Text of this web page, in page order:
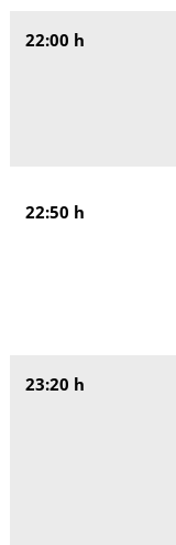
22:00 h
22:50 h
23:20 h